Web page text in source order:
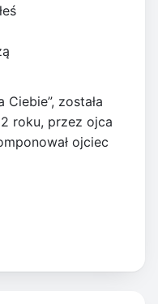
Ciebie”, została
roku, przez ojca
ojciec